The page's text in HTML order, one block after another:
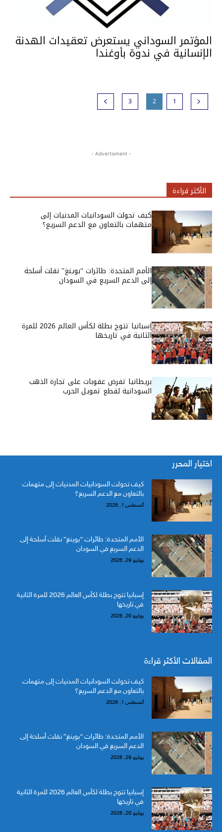
المؤتمر السوداني يستعرض تعقيدات الهدنة
الإنسانية في ندوة بأوغندا
1
2
3
- Advertisment -
الأكثر قراءة
كيف تحولت السودانيات المدنيات إلى
متهمات بالتعاون مع الدعم السريع؟
الأمم المتحدة: طائرات “بوينغ” نقلت أسلحة
إلى الدعم السريع في السودان
إسبانيا تتوج بطلة لكأس العالم 2026 للمرة
الثانية في تاريخها
بريطانيا تفرض عقوبات على تجارة الذهب
السودانية لقطع تمويل الحرب
اختيار المحرر
كيف تحولت السودانيات المدنيات إلى متهمات
بالتعاون مع الدعم السريع؟
أغسطس 1, 2026
الأمم المتحدة: طائرات “بوينغ” نقلت أسلحة إلى
الدعم السريع في السودان
يوليو 29, 2026
إسبانيا تتوج بطلة لكأس العالم 2026 للمرة الثانية
في تاريخها
يوليو 20, 2026
المقالات الأكثر قراءة
كيف تحولت السودانيات المدنيات إلى متهمات
بالتعاون مع الدعم السريع؟
أغسطس 1, 2026
الأمم المتحدة: طائرات “بوينغ” نقلت أسلحة إلى
الدعم السريع في السودان
يوليو 29, 2026
إسبانيا تتوج بطلة لكأس العالم 2026 للمرة الثانية
في تاريخها
يوليو 20, 2026